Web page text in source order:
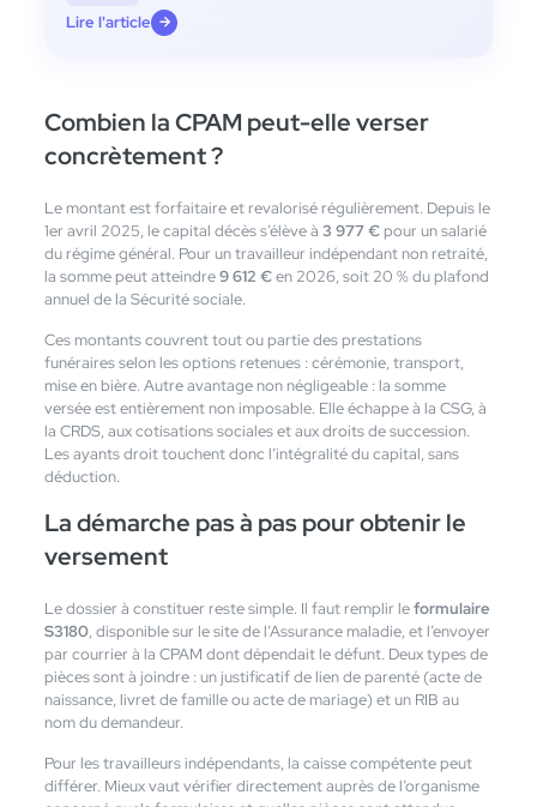
Lire l'article →
Combien la CPAM peut-elle verser
concrètement ?
Le montant est forfaitaire et revalorisé régulièrement. Depuis le
1er avril 2025, le capital décès s’élève à 3 977 €pour un salarié
du régime général. Pour un travailleur indépendant non retraité,
la somme peut atteindre9 612 €en 2026, soit 20 % du plafond
annuel de la Sécurité sociale.
Ces montants couvrent tout ou partie des prestations
funéraires selon les options retenues : cérémonie, transport,
mise en bière. Autre avantage non négligeable : la somme
versée est entièrement non imposable. Elle échappe à la CSG, à
la CRDS, aux cotisations sociales et aux droits de succession.
Les ayants droit touchent donc l’intégralité du capital, sans
déduction.
La démarche pas à pas pour obtenir le
versement
Le dossier à constituer reste simple. Il faut remplir leformulaire
S3180, disponible sur le site de l’Assurance maladie, et l’envoyer
par courrier à la CPAM dont dépendait le défunt. Deux types de
pièces sont à joindre : un justificatif de lien de parenté (acte de
naissance, livret de famille ou acte de mariage) et un RIB au
nom du demandeur.
Pour les travailleurs indépendants, la caisse compétente peut
différer. Mieux vaut vérifier directement auprès de l’organisme